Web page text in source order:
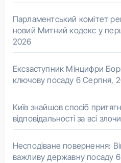
Парламентський комітет
новий Митний кодекс у
2026
Ексзаступник Мінцифри
ключову посаду 6 Серпня,
Київ знайшов спосіб
відповідальності за всі
Несподіване повернення:
важливу державну посаду